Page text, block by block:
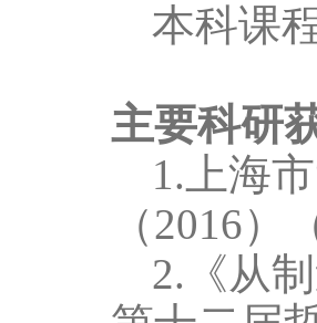
本科课
主要科研
1. 上海
（2016）
2. 《从